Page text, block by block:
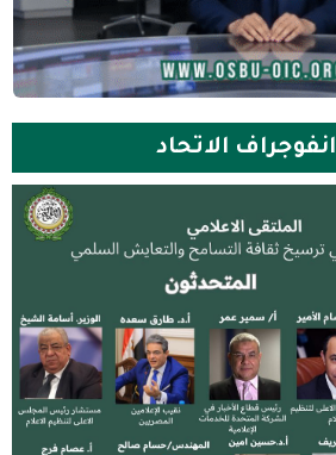
انفوجراف الاتحاد